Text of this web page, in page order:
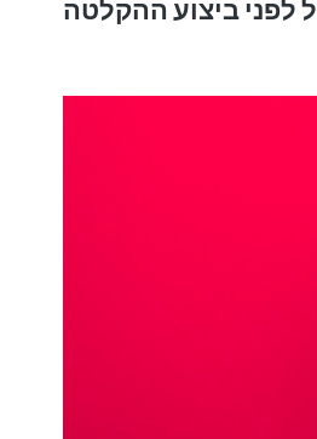
לפני ביצוע ההקלטה